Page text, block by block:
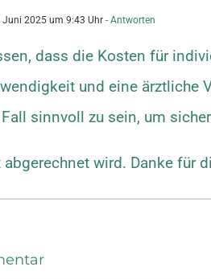
Juni 2025 um 9:43 Uhr - Antworten
dass die Kosten für
und eine ärztliche
sinnvoll zu sein, um
wird. Danke für